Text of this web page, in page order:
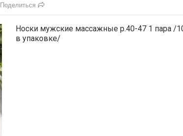
Поделиться
Носки мужские массажные р.40-47 1 пара /
в упаковке/